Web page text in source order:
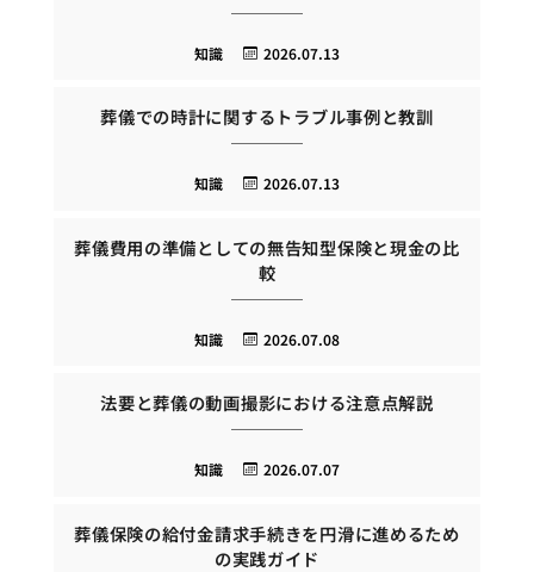
2026.07.13
知識
葬儀での時計に関するトラブル事例と教訓
2026.07.13
知識
葬儀費用の準備としての無告知型保険と現金の比
較
2026.07.08
知識
法要と葬儀の動画撮影における注意点解説
2026.07.07
知識
葬儀保険の給付金請求手続きを円滑に進めるため
の実践ガイド